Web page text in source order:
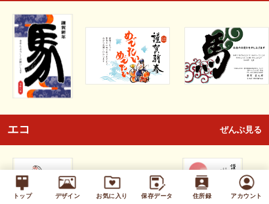
トップ デザイン お気に入り 保存データ 住所録 アカウント
エコ ぜんぶ見る